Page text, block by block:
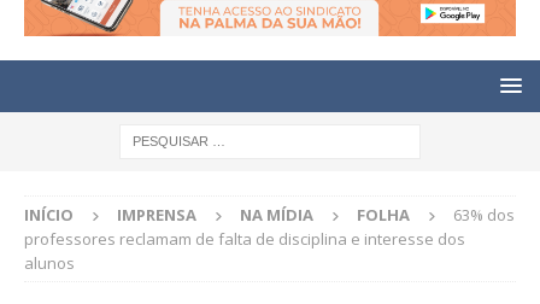
INÍCIO IMPRENSA NA MÍDIA FOLHA
63% dos
professores reclamam de falta de disciplina e interesse dos
alunos